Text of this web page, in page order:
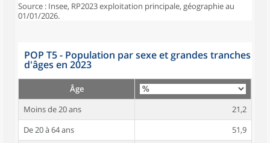
Source : Insee, RP2023 exploitation principale, géographie au
01/01/2026.
POP T5 - Population par sexe et grandes tranches
d'âges en 2023
Âge
Moins de 20 ans
21,2
De 20 à 64 ans
51,9